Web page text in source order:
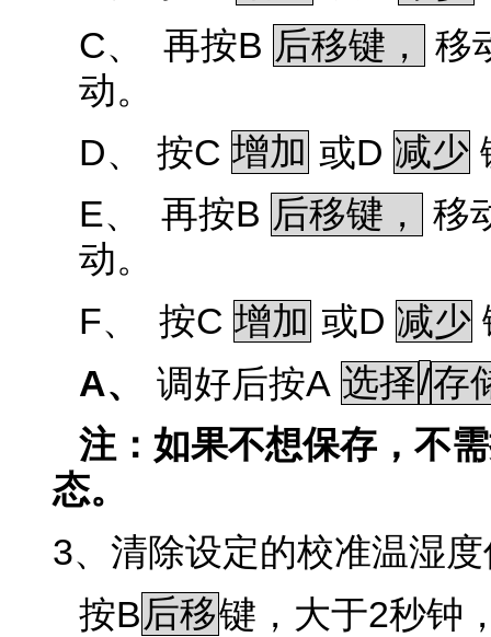
C、 再按B 后移键，
移
动。
D、 按C 增加 或D 减少
E、 再按B 后移键，
移
动。
F、 按C 增加 或D 减少
A、 调好后按A 选择/存
注：如果不想保存，不
态。
3、清除设定的校准温湿
按B后移键，大于2秒钟